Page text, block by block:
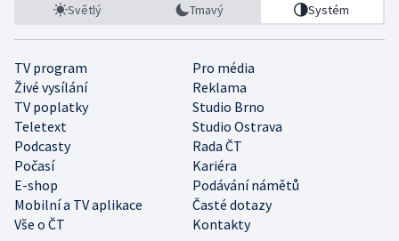
Světlý Tmavý Systém
TV program
Pro média
Živé vysílání
Reklama
TV poplatky
Studio Brno
Teletext
Studio Ostrava
Podcasty
Rada ČT
Počasí
Kariéra
E-shop
Podávání námětů
Mobilní a TV aplikace
Časté dotazy
Vše o ČT
Kontakty